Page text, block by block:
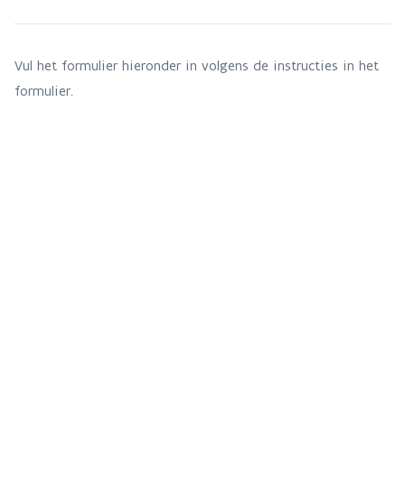
Vul het formulier hieronder in volgens de instructies in het
formulier.